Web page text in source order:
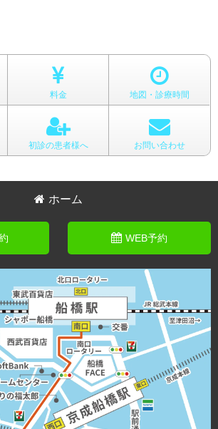
料金 地図・診療時間
初診の患者様へ お問い合わせ
ホーム
WEB予約